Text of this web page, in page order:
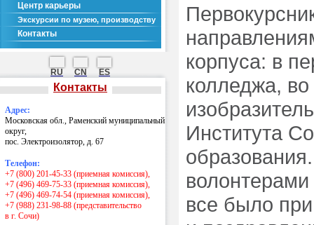
Центр карьеры
Экскурсии по музею, производству
Контакты
RU CN ES
Контакты
Адрес:
Московская обл., Раменский муниципальный
округ,
пос. Электроизолятор, д. 67
Телефон:
+7 (800) 201-45-33 (приемная комиссия),
+7 (496) 469-75-33 (приемная комиссия),
+7 (496) 469-74-54 (приемная комиссия),
+7 (988) 231-98-88 (представительство
в г. Сочи)
корпуса: в
колледжа,
Института
все было